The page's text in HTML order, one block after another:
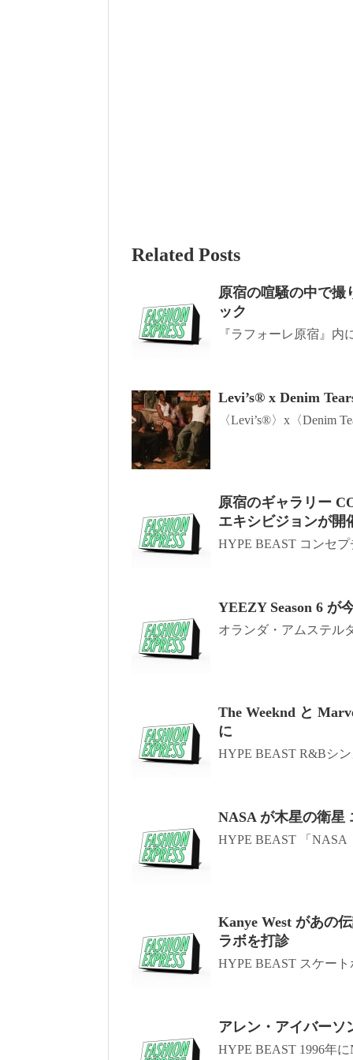
Related Posts
原宿の喧騒の中で撮
ック
『ラフォーレ原宿』
Levi’s® x Denim
〈Levi’s®〉x〈Denim
原宿のギャラリー
エキシビジョンが開
HYPE BEAST コンセ
YEEZY Season 6 が
オランダ・アムステル
The Weeknd と
に
HYPE BEAST R&Bシ
NASA が木星の衛星
HYPE BEAST 「NASA
Kanye West があの
ラボを打診
HYPE BEAST スケー
アレン・アイバーソ
HYPE BEAST 1996年